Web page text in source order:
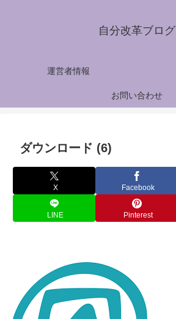
自分改革ブログ
運営者情報
お問い合わせ
ダウンロード (6)
X Facebook
LINE Pinterest